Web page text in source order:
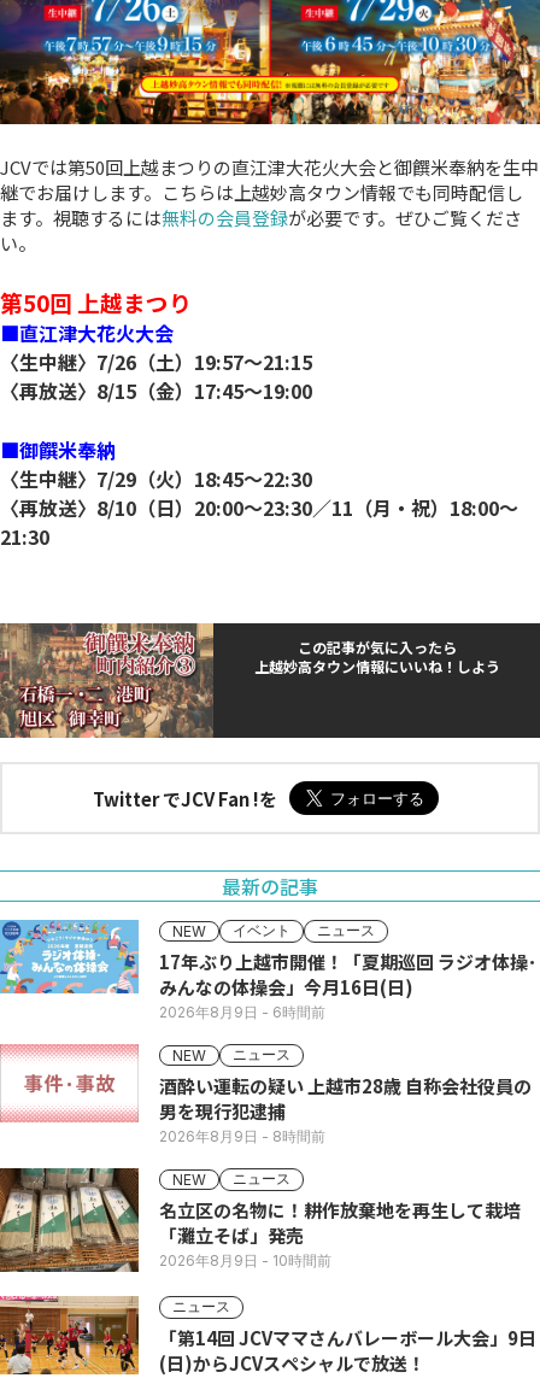
JCVでは第50回上越まつりの直江津大花火大会と御饌米奉納を生中
継でお届けします。こちらは上越妙高タウン情報でも同時配信し
ます。視聴するには無料の会員登録が必要です。ぜひご覧くださ
い。
第50回 上越まつり
■直江津大花火大会
〈生中継〉7/26（土）19:57～21:15
〈再放送〉8/15（金）17:45～19:00
■御饌米奉納
〈生中継〉7/29（火）18:45～22:30
〈再放送〉8/10（日）20:00～23:30／11（月・祝）18:00～
21:30
この記事が気に入ったら
上越妙高タウン情報にいいね！しよう
Twitter でJCV Fan !を
最新の記事
NEW イベント ニュース
17年ぶり上越市開催！「夏期巡回 ラジオ体操･
みんなの体操会」今月16日(日)
2026年8月9日 - 6時間前
NEW ニュース
酒酔い運転の疑い 上越市28歳 自称会社役員の
男を現行犯逮捕
2026年8月9日 - 8時間前
NEW ニュース
名立区の名物に！耕作放棄地を再生して栽培
「灘立そば」発売
2026年8月9日 - 10時間前
ニュース
「第14回 JCVママさんバレーボール大会」9日
(日)からJCVスペシャルで放送！